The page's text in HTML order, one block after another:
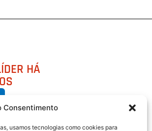
Consentimento
usamos tecnologias como cookies para
HÁ